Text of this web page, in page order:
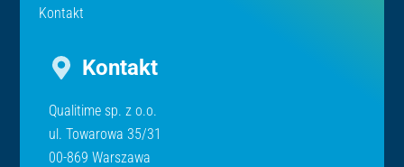
Kontakt
Kontakt
Qualitime sp. z o.o.
ul. Towarowa 35/31
00-869 Warszawa